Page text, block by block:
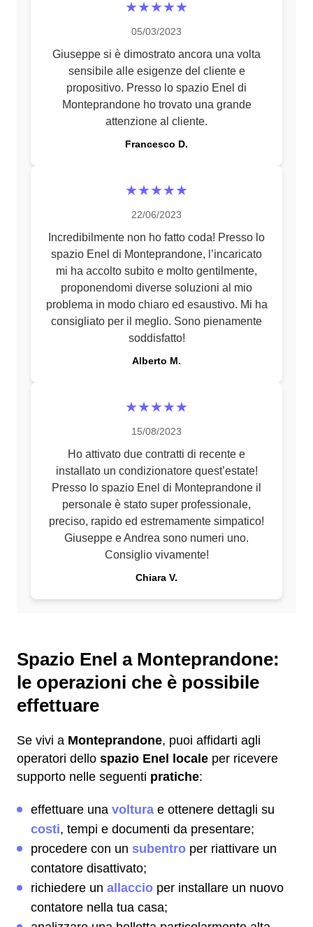
★★★★★
05/03/2023
Giuseppe si è dimostrato ancora una volta
sensibile alle esigenze del cliente e
propositivo. Presso lo spazio Enel di
Monteprandone ho trovato una grande
attenzione al cliente.
Francesco D.
★★★★★
22/06/2023
Incredibilmente non ho fatto coda! Presso lo
spazio Enel di Monteprandone, l’incaricato
mi ha accolto subito e molto gentilmente,
proponendomi diverse soluzioni al mio
problema in modo chiaro ed esaustivo. Mi ha
consigliato per il meglio. Sono pienamente
soddisfatto!
Alberto M.
★★★★★
15/08/2023
Ho attivato due contratti di recente e
installato un condizionatore quest’estate!
Presso lo spazio Enel di Monteprandone il
personale è stato super professionale,
preciso, rapido ed estremamente simpatico!
Giuseppe e Andrea sono numeri uno.
Consiglio vivamente!
Chiara V.
Spazio Enel a Monteprandone:
le operazioni che è possibile
effettuare
Se vivi a Monteprandone, puoi affidarti agli
operatori dello spazio Enel locale per ricevere
supporto nelle seguenti pratiche:
effettuare una voltura e ottenere dettagli su
costi, tempi e documenti da presentare;
procedere con un subentro per riattivare un
contatore disattivato;
richiedere un allaccio per installare un nuovo
contatore nella tua casa;